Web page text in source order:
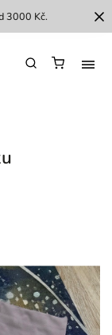
3000 Kč.